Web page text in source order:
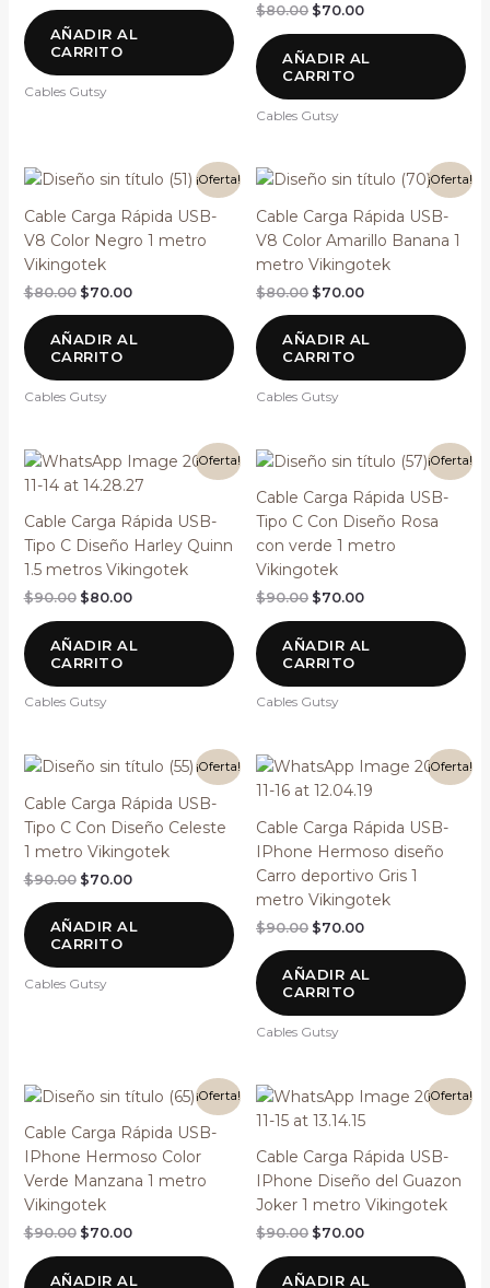
AÑADIR AL
CARRITO
Cables Gutsy
$80.00 $70.00
AÑADIR AL
CARRITO
Cables Gutsy
¡Oferta!
Cable Carga Rápida USB-
V8 Color Negro 1 metro
Vikingotek
$80.00
El
original
era:
$80.00.
$70.00
El
precio
actual
es:
$70.00.
AÑADIR AL
CARRITO
Cables Gutsy
¡Oferta!
Cable Carga Rápida USB-
V8 Color Amarillo Banana 1
metro Vikingotek
$80.00
El
original
era:
$80.00.
$70.00
El
precio
actual
es:
$70.00.
AÑADIR AL
CARRITO
Cables Gutsy
¡Oferta!
Cable Carga Rápida USB-
Tipo C Diseño Harley Quinn
1.5 metros Vikingotek
$90.00
El
precio
original
$90.00.
$80.00
El
precio
actual
$80.00.
AÑADIR AL
CARRITO
Cables Gutsy
¡Oferta!
Cable Carga Rápida USB-
Tipo C Con Diseño Rosa
con verde 1 metro
Vikingotek
$90.00
El
original
era:
$90.00.
$70.00
El
precio
actual
es:
$70.00.
AÑADIR AL
CARRITO
Cables Gutsy
¡Oferta!
Cable Carga Rápida USB-
Tipo C Con Diseño Celeste
1 metro Vikingotek
$90.00
El
original
era:
$90.00.
$70.00
El
precio
actual
es:
$70.00.
AÑADIR AL
CARRITO
Cables Gutsy
¡Oferta!
Cable Carga Rápida USB-
IPhone Hermoso diseño
Carro deportivo Gris 1
metro Vikingotek
$90.00
El
precio
original
$90.00.
$70.00
El
precio
actual
$70.00.
AÑADIR AL
CARRITO
Cables Gutsy
¡Oferta!
Cable Carga Rápida USB-
IPhone Hermoso Color
Verde Manzana 1 metro
Vikingotek
$90.00
El
original
era:
$90.00.
$70.00
El
precio
actual
es:
$70.00.
AÑADIR AL
¡Oferta!
Cable Carga Rápida USB-
IPhone Diseño del Guazon
Joker 1 metro Vikingotek
$90.00
El
precio
original
$90.00.
$70.00
El
precio
actual
$70.00.
AÑADIR AL